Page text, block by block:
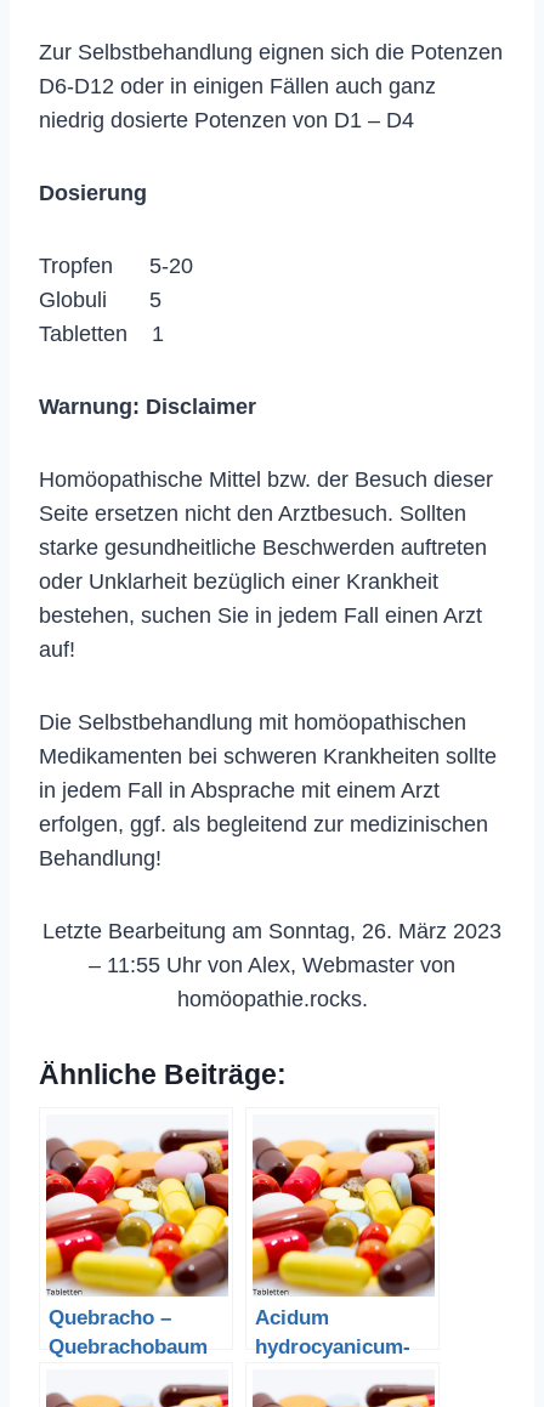
Zur Selbstbehandlung eignen sich die Potenzen
D6-D12 oder in einigen Fällen auch ganz
niedrig dosierte Potenzen von D1 – D4
Dosierung
Tropfen 5-20
Globuli 5
Tabletten 1
Warnung: Disclaimer
Homöopathische Mittel bzw. der Besuch dieser
Seite ersetzen nicht den Arztbesuch. Sollten
starke gesundheitliche Beschwerden auftreten
oder Unklarheit bezüglich einer Krankheit
bestehen, suchen Sie in jedem Fall einen Arzt
auf!
Die Selbstbehandlung mit homöopathischen
Medikamenten bei schweren Krankheiten sollte
in jedem Fall in Absprache mit einem Arzt
erfolgen, ggf. als begleitend zur medizinischen
Behandlung!
Letzte Bearbeitung am Sonntag, 26. März 2023
– 11:55 Uhr von Alex, Webmaster von
homöopathie.rocks.
Ähnliche Beiträge:
Quebracho –
Quebrachobaum
Acidum
hydrocyanicum-